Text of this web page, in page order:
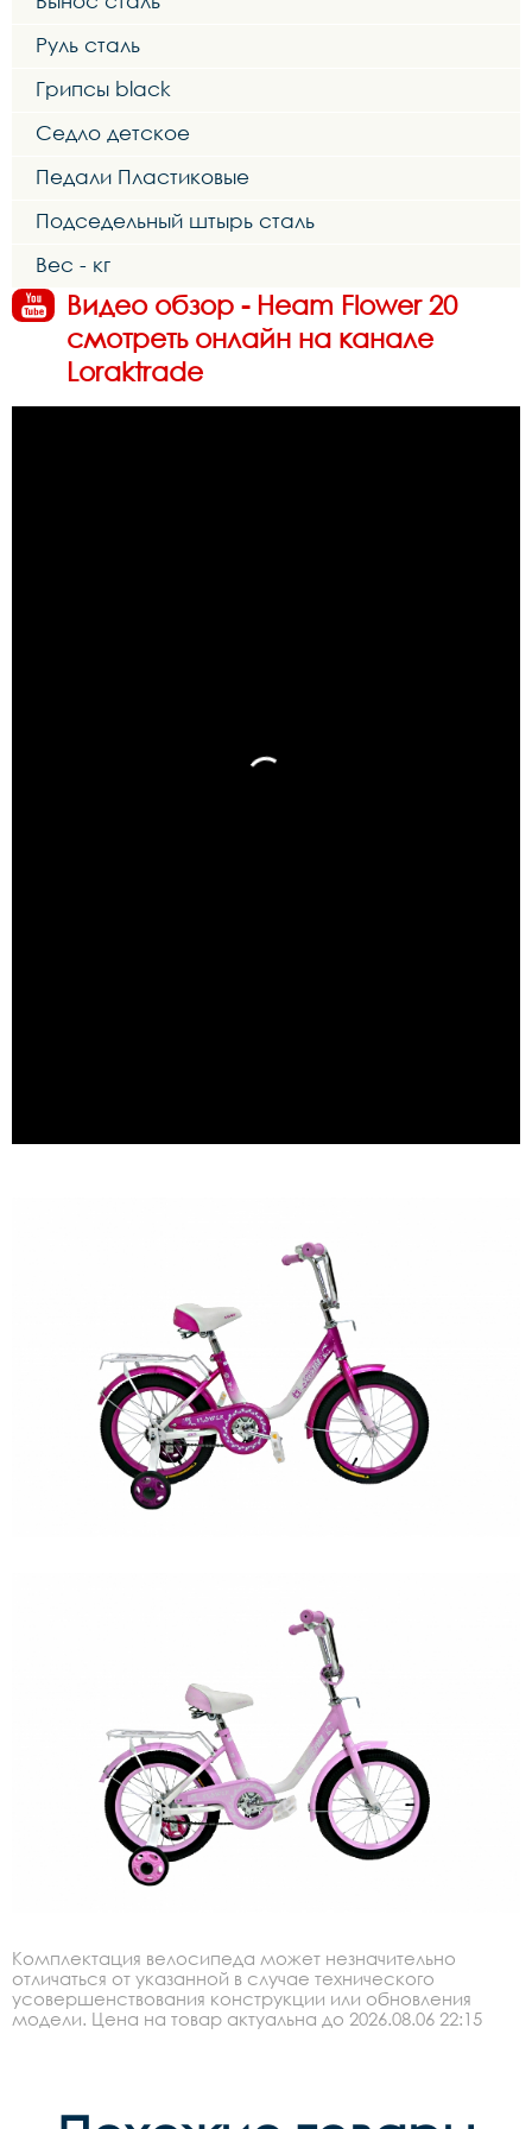
Руль сталь
Грипсы black
Седло детское
Педали Пластиковые
Подседельный штырь сталь
Вес - кг
Видео обзор - Heam Flower 20
смотреть онлайн на канале
Loraktrade
Комплектация велосипеда может незначительно
отличаться от указанной в случае технического
усовершенствования конструкции или обновления
модели. Цена на товар актуальна до 2026.08.06 22:15